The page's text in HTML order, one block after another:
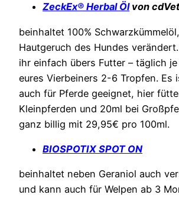
ZeckEx® Herbal Ölvon cdVet
beinhaltet 100%
Hautgeruch des Hundes
ihr einfach übers Futter – täglich
eures Vierbeiners 2-6 Tropfen. Es
auch für Pferde geeignet, hier
Kleinpferden und 20ml bei
ganz billig mit 29,95€ pro 100ml.
BIOSPOTIX SPOT ON
beinhaltet neben Geraniol auch
und kann auch für Welpen ab 3